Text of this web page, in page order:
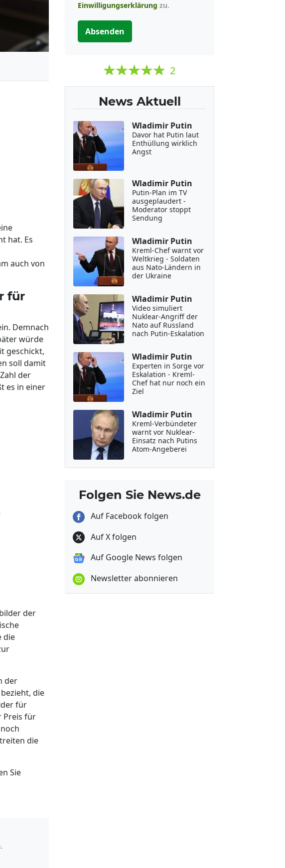
hat. Es
auch von
für
Demnach
würde
geschickt,
soll damit
der
es in einer
der
die
der
die
für
Preis für
die
Sie
Einwilligungserklärung zu.
Absenden
2
News Aktuell
Wladimir Putin
Davor hat Putin laut
Enthüllung wirklich
Angst
Wladimir Putin
Putin-Plan im TV
ausgeplaudert -
Moderator stoppt
Sendung
Wladimir Putin
Kreml-Chef warnt vor
Weltkrieg - Soldaten
aus Nato-Ländern in
der Ukraine
Wladimir Putin
Video simuliert
Nuklear-Angriff der
Nato auf Russland
nach Putin-Eskalation
Wladimir Putin
Experten in Sorge vor
Eskalation - Kreml-
Chef hat nur noch ein
Ziel
Wladimir Putin
Kreml-Verbündeter
warnt vor Nuklear-
Einsatz nach Putins
Atom-Angeberei
Folgen Sie News.de
Auf Facebook folgen
Auf X folgen
Auf Google News folgen
Newsletter abonnieren